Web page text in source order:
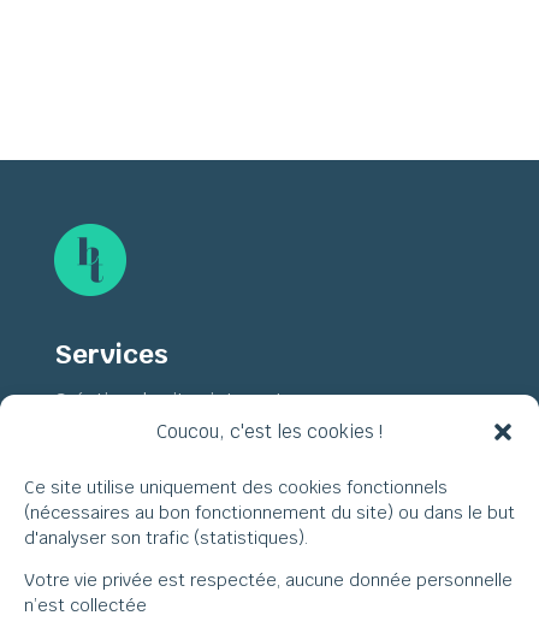
Coucou, c'est les cookies !
Ce site utilise uniquement des cookies fonctionnels
(nécessaires au bon fonctionnement du site) ou dans le but
d'analyser son trafic (statistiques).
Votre vie privée est respectée, aucune donnée personnelle
n’est collectée
Services
Création de sites internet
Identités visuelles
Mentions légales
Mentions légales
Politique de cookies